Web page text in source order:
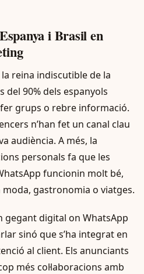
i Brasil en
reina indiscutible de la
del 90% dels espanyols
grups o rebre informació.
n’han fet un canal clau
audiència. A més, la
personals fa que les
funcionin molt bé,
gastronomia o viatges.
gegant digital on WhatsApp
sinó que s’ha integrat en
al client. Els anunciants
més col·laboracions amb